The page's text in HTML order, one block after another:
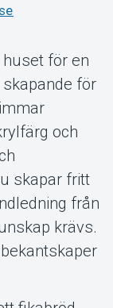
för en
för
och
skapar fritt
från
krävs.